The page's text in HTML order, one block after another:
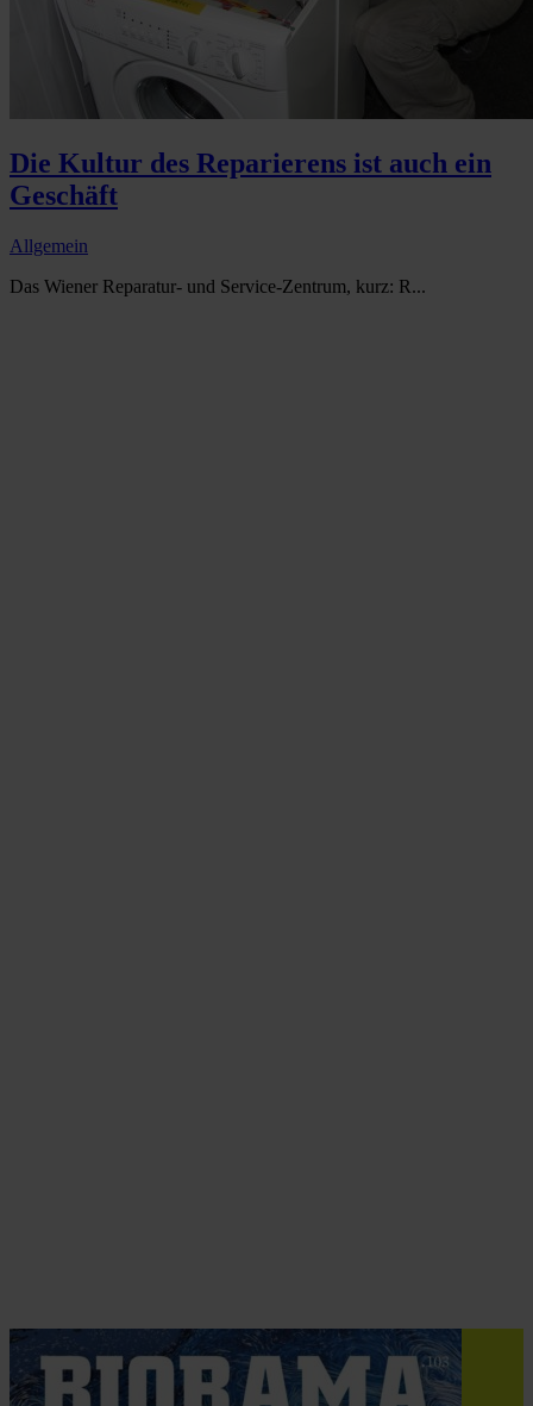
Die Kultur des Reparierens ist auch ein
Geschäft
Allgemein
Das Wiener Reparatur- und Service-Zentrum, kurz: R...